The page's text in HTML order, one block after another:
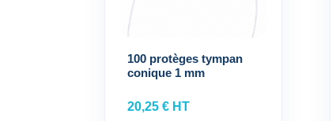
100 protèges tympan
conique 1 mm
20,25 € HT